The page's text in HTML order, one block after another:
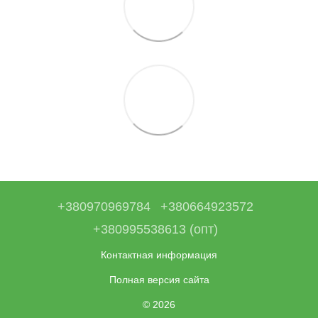
+380970969784
+380664923572
+380995538613 (опт)
Контактная информация
Полная версия сайта
© 2026